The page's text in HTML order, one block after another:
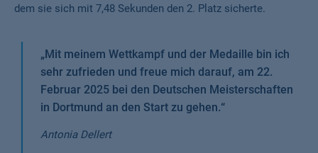
dem sie sich mit 7,48 Sekunden den 2. Platz sicherte.
„Mit meinem Wettkampf und der Medaille bin ich
sehr zufrieden und freue mich darauf, am 22.
Februar 2025 bei den Deutschen Meisterschaften
in Dortmund an den Start zu gehen.“
Antonia Dellert